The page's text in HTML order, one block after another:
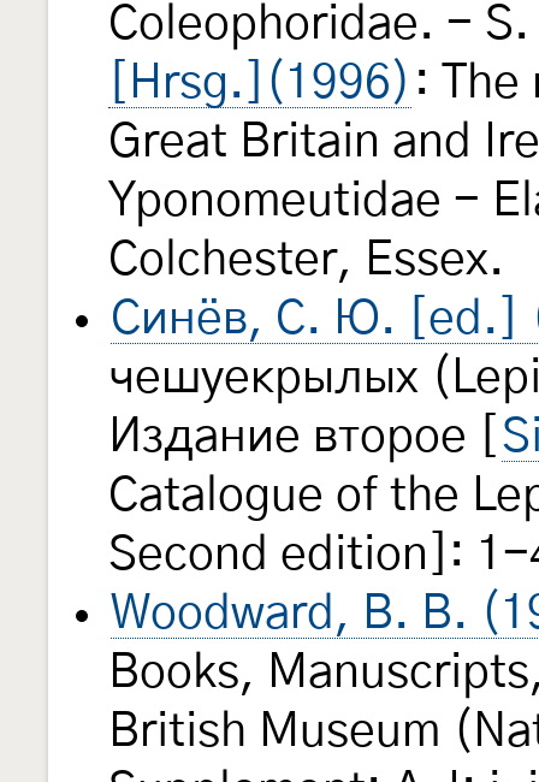
Coleophoridae. -
[Hrsg.](1996) :
Great Britain and
Yponomeutidae -
Colchester, Essex.
Синёв, С. Ю. [ed.]
чешуекрылых
Издание второе [
Catalogue of the
Second edition]: 1-
Woodward, B. B.
Books,
British Museum